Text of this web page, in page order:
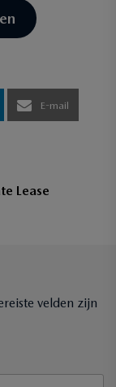
E-mail
Lease
velden zijn